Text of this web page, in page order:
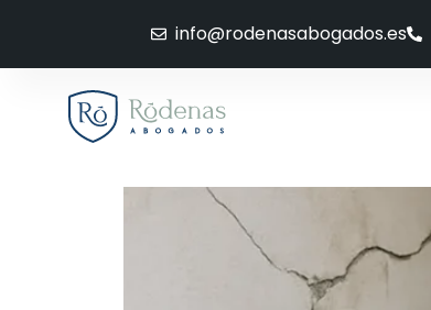
info@rodenasabogados.es